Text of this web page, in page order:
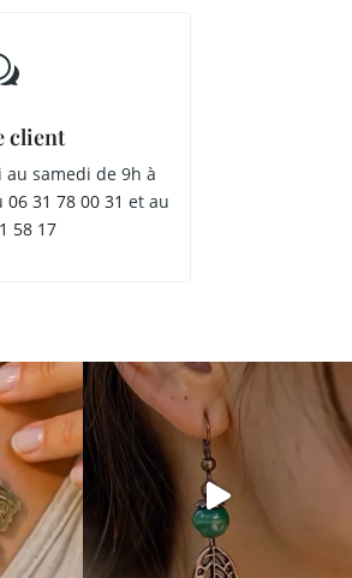
client
samedi de 9h à
06 31 78 00 31 et au
58 17